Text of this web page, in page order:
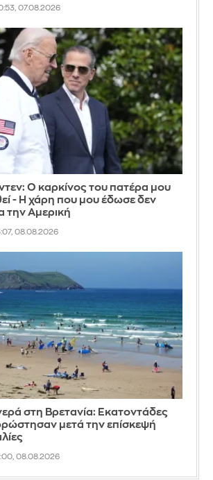
07.08.2026
Ο καρκίνος του πατέρα μου
- Η χάρη που μου έδωσε δεν
την Αμερική
08.08.2026
στη Βρετανία: Εκατοντάδες
μετά την επίσκεψή
08.08.2026